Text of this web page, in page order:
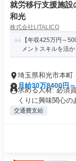
就労移行支援施設
和光
株式会社LITALICO
【年収425万円～
メントスキルを活か
埼玉県和光市本町
月給30万8400円
求める人材: 必須
くりに興味関心の
交通費支給